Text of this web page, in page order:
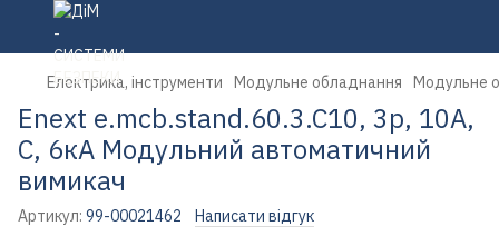
Електрика, інструменти Модульне обладнання Модульне
Enext e.mcb.stand.60.3.C10, 3р, 10А,
C, 6кА Модульний автоматичний
вимикач
Артикул: 99-00021462 Написати відгук